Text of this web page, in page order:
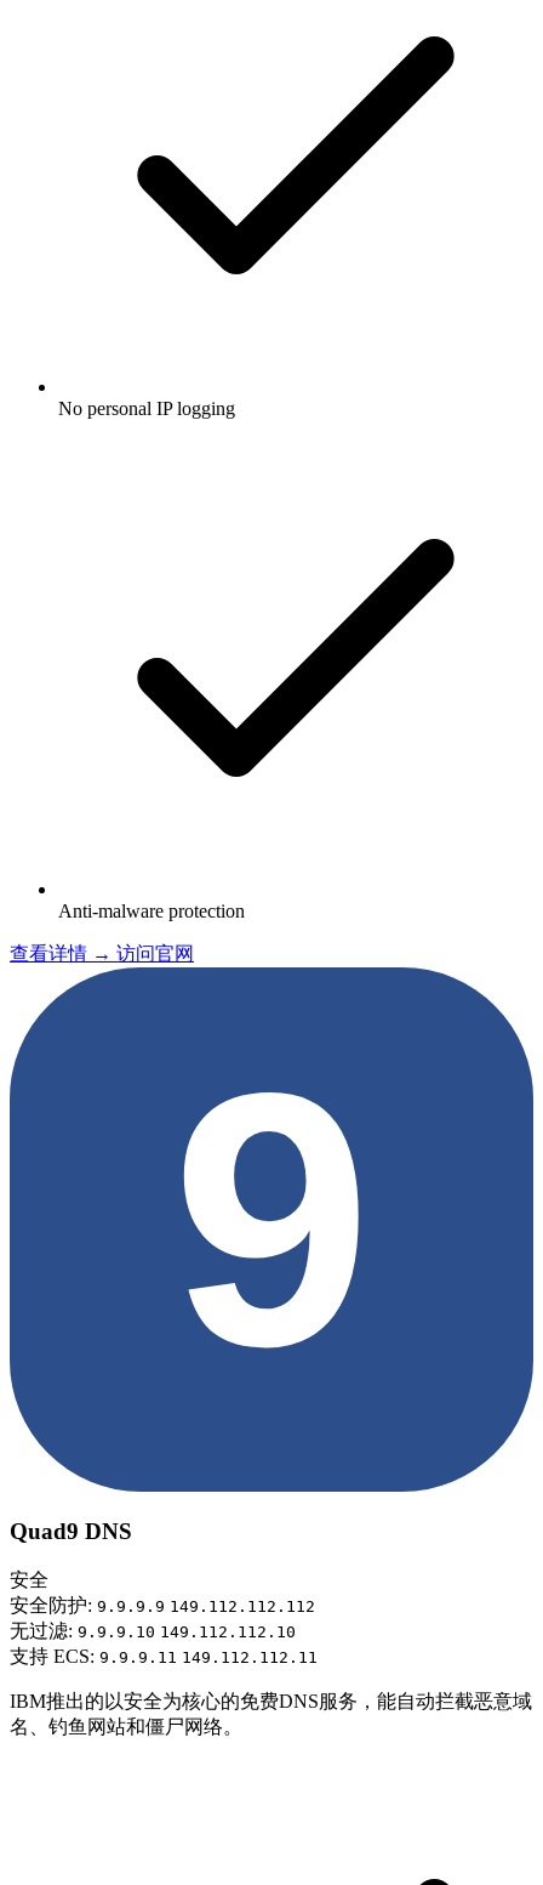
No personal IP logging
Anti-malware protection
查看详情 → 访问官网
9
Quad9 DNS
安全
安全防护: 9.9.9.9 149.112.112.112
无过滤: 9.9.9.10 149.112.112.10
支持 ECS: 9.9.9.11 149.112.112.11
IBM推出的以安全为核心的免费DNS服务，能自动拦截恶意域
名、钓鱼网站和僵尸网络。